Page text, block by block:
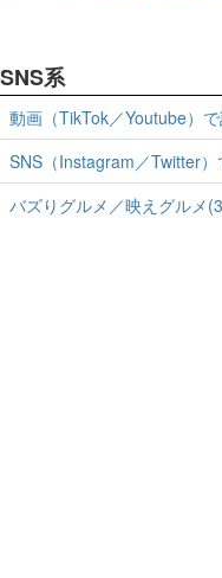
SNS系
動画（TikTok／Youtube）
SNS（Instagram／Twitter
バズりグルメ／映えグルメ